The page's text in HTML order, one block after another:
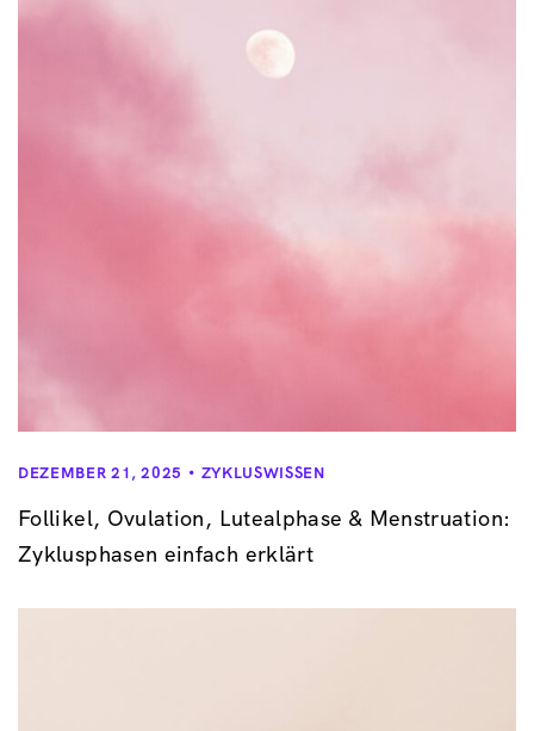
DEZEMBER 21, 2025 ZYKLUSWISSEN
Follikel, Ovulation, Lutealphase & Menstruation:
Zyklusphasen einfach erklärt